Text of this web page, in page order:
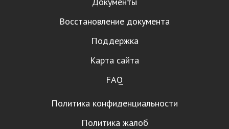
Восстановление документа
Поддержка
Карта сайта
FAQ
Политика конфиденциальности
Политика жалоб